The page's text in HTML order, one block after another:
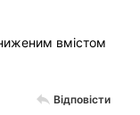
вмістом
Відповісти